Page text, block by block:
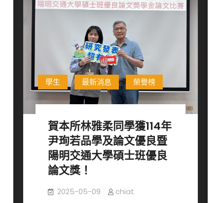
暨
台
灣
百
靈
佳
殷
格
翰
秀
獎
學
獎
學生 最新消息 榮譽榜
賀本所林雅柔同學獲114年
尹珣若品學及論文優良暨
陽明交通大學碩士班優良
論文獎！
2025-05-09 chiat